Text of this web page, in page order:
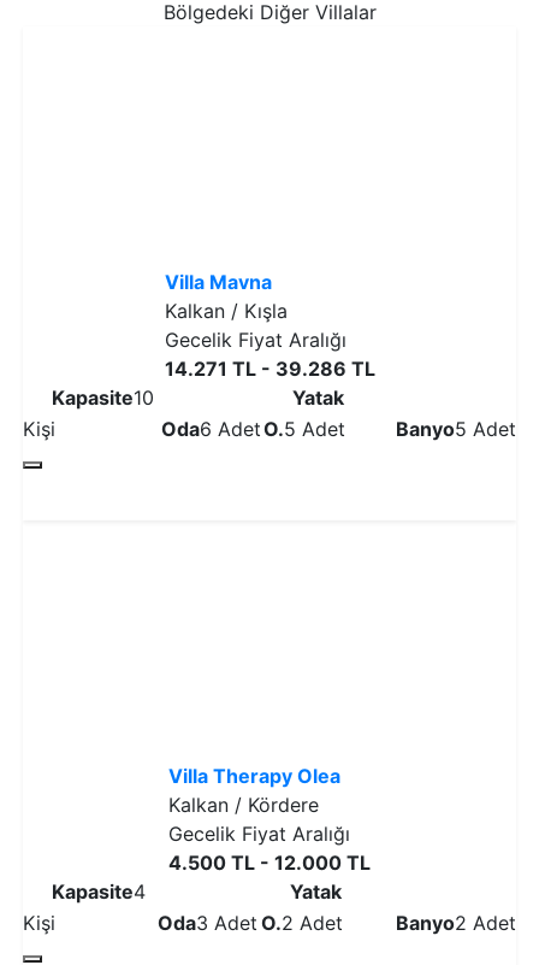
Bölgedeki Diğer Villalar
Villa Mavna
Kalkan / Kışla
Gecelik Fiyat Aralığı
14.271 TL - 39.286 TL
Kapasite10
Kişi
Oda6 Adet
Yatak
O.5 Adet Banyo5 Adet
Villa Therapy Olea
Kalkan / Kördere
Gecelik Fiyat Aralığı
4.500 TL - 12.000 TL
Kapasite4
Kişi
Oda3 Adet
Yatak
O.2 Adet Banyo2 Adet